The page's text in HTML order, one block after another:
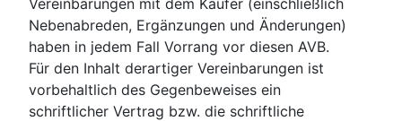
Vereinbarungen mit dem Käufer (einschließlich
Nebenabreden, Ergänzungen und Änderungen)
haben in jedem Fall Vorrang vor diesen AVB.
Für den Inhalt derartiger Vereinbarungen ist
vorbehaltlich des Gegenbeweises ein
schriftlicher Vertrag bzw. die schriftliche